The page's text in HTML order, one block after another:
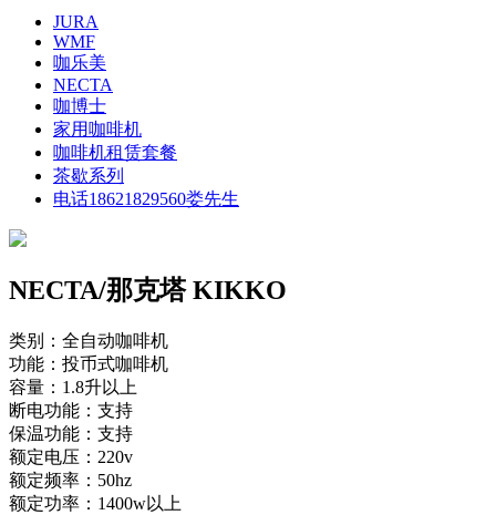
JURA
WMF
咖乐美
NECTA
咖博士
家用咖啡机
咖啡机租赁套餐
茶歇系列
电话18621829560娄先生
NECTA/那克塔 KIKKO
类别：全自动咖啡机
功能：投币式咖啡机
容量：1.8升以上
断电功能：支持
保温功能：支持
额定电压：220v
额定频率：50hz
额定功率：1400w以上